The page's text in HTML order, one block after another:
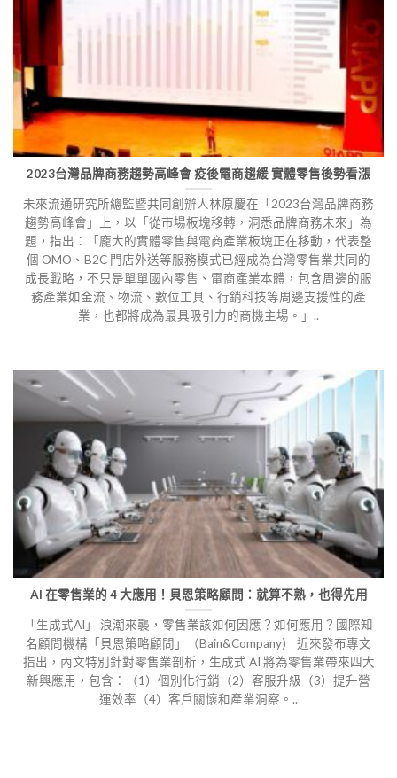
2023台灣品牌商務趨勢高峰會 疫後電商趨緩 實體零售後勢看漲
未來流通研究所總監暨共同創辦人林原慶在「2023台灣品牌商務
趨勢高峰會」上，以「從市場板塊移轉，洞悉品牌商務未來」為
題，指出：「龐大的實體零售與電商產業板塊正在移動，代表整
個 OMO、B2C 門店外送等服務模式已經成為台灣零售業共同的
成長戰略，不只是單單國內零售、電商產業本體，包含周邊的服
務產業如金流、物流、數位工具、行銷科技等周邊支援性的產
業，也都將成為最具吸引力的商機主場。」..
AI 在零售業的 4 大應用！貝恩策略顧問：就算不熟，也得先用
「生成式AI」 浪潮來襲，零售業該如何因應？如何應用？國際知
名顧問機構「貝恩策略顧問」（Bain&Company） 近來發布專文
指出，內文特別針對零售業剖析，生成式 AI 將為零售業帶來四大
新興應用，包含：（1）個別化行銷（2）客服升級（3）提升營
運效率（4）客戶關懷和產業洞察。..